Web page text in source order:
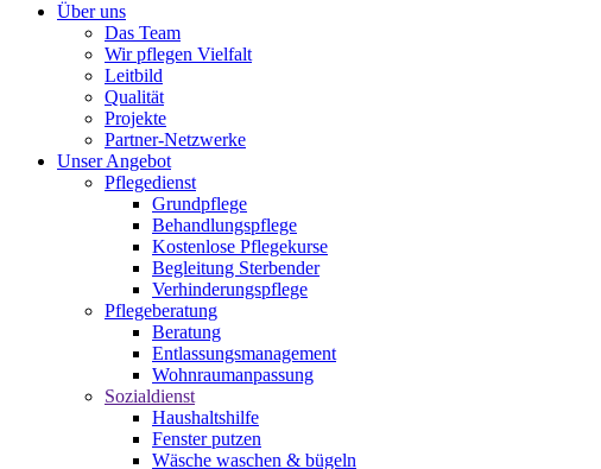
Über uns
Das Team
Wir pflegen Vielfalt
Leitbild
Qualität
Projekte
Partner-Netzwerke
Unser Angebot
Pflegedienst
Grundpflege
Behandlungspflege
Kostenlose Pflegekurse
Begleitung Sterbender
Verhinderungspflege
Pflegeberatung
Beratung
Entlassungsmanagement
Wohnraumanpassung
Sozialdienst
Haushaltshilfe
Fenster putzen
Wäsche waschen & bügeln